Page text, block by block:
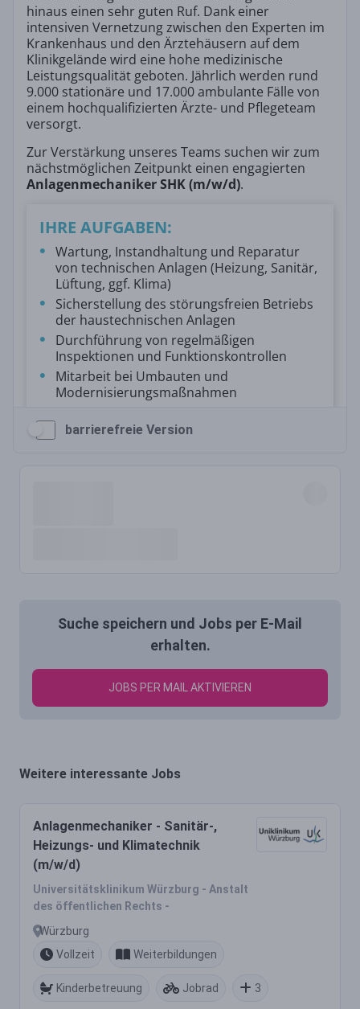
barrierefreie Version
Suche speichern und Jobs per E-Mail
erhalten.
JOBS PER MAIL AKTIVIEREN
Weitere interessante Jobs
Anlagenmechaniker - Sanitär-,
Heizungs- und Klimatechnik
(m/w/d)
Universitätsklinikum Würzburg - Anstalt
des öffentlichen Rechts -
Würzburg
Vollzeit
Weiterbildungen
Kinderbetreuung Jobrad 3